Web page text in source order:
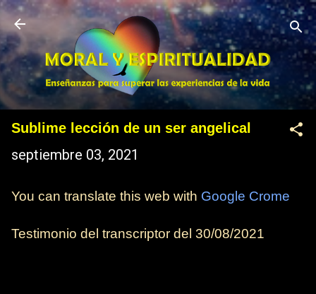
Ir al contenido principal
Sublime lección de un ser angelical
septiembre 03, 2021
You can translate this web with Google Crome
Testimonio del transcriptor del 30/08/2021